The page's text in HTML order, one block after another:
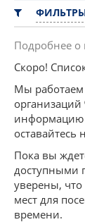
ПЛЯЖИ
КЕМПИНГ
КОМАРКИ
РЕЦЕПТЫ
СТАТЬИ
УСЛУГИ
Подробнее о
Скоро!
Мы работаем
организаций
информацию
оставайтесь
Пока вы
доступными
уверены,
мест для
времени.